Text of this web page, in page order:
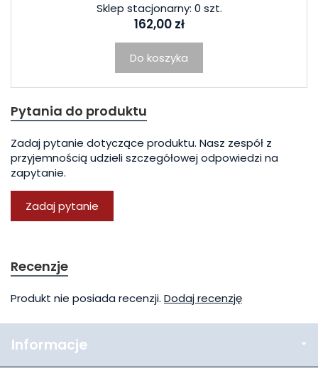
Sklep stacjonarny: 0 szt.
162,00 zł
Do koszyka
Pytania do produktu
Zadaj pytanie dotyczące produktu. Nasz zespół z
przyjemnością udzieli szczegółowej odpowiedzi na
zapytanie.
Zadaj pytanie
Recenzje
Produkt nie posiada recenzji. Dodaj recenzję
Informacje